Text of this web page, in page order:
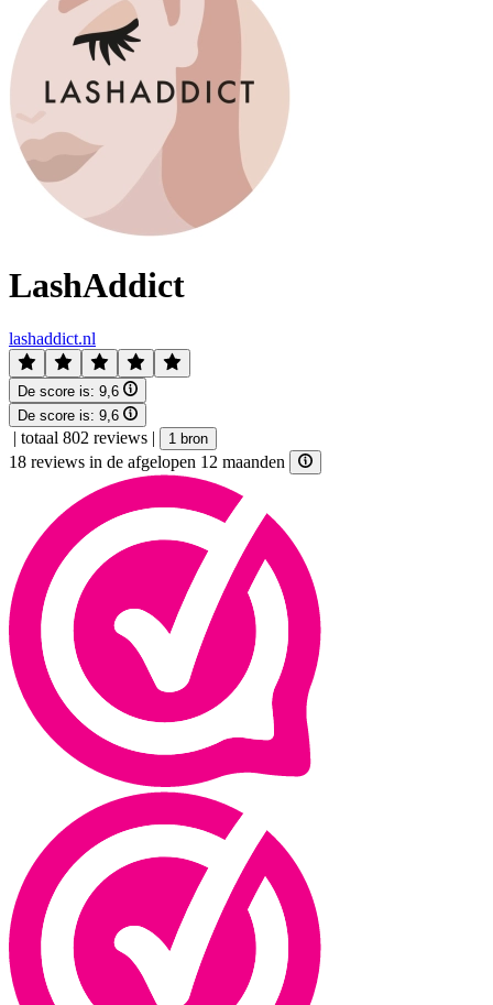
LashAddict
lashaddict.nl
De score is: 9,6
De score is: 9,6
| totaal 802 reviews | 1 bron
18 reviews in de afgelopen 12 maanden